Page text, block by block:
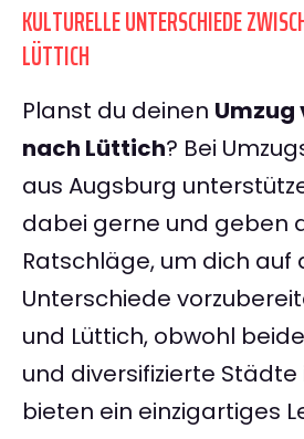
KULTURELLE UNTERSCHIEDE
LÜTTICH
Planst du deinen Umzug
nach Lüttich? Bei
aus Augsburg
dabei gerne und geben
Ratschläge, um dich auf
Unterschiede
und Lüttich, obwohl
und diversifizierte Städte
bieten ein einzigartiges